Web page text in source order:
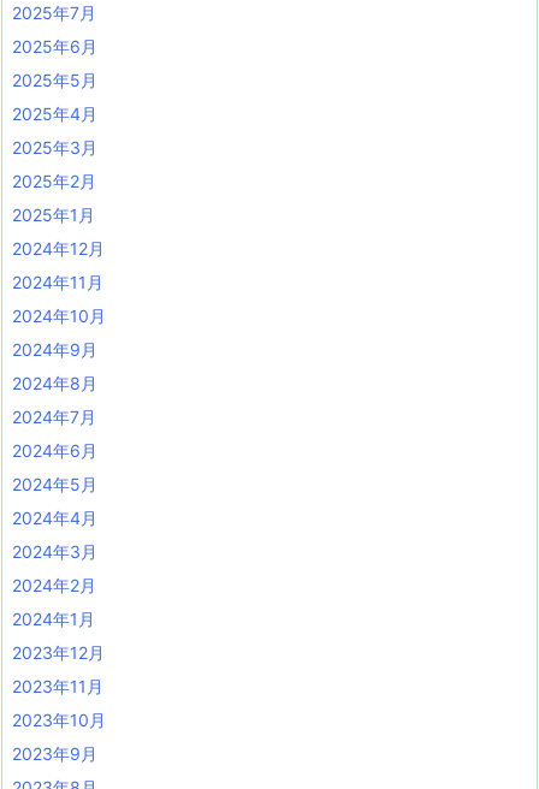
2025年7月
2025年6月
2025年5月
2025年4月
2025年3月
2025年2月
2025年1月
2024年12月
2024年11月
2024年10月
2024年9月
2024年8月
2024年7月
2024年6月
2024年5月
2024年4月
2024年3月
2024年2月
2024年1月
2023年12月
2023年11月
2023年10月
2023年9月